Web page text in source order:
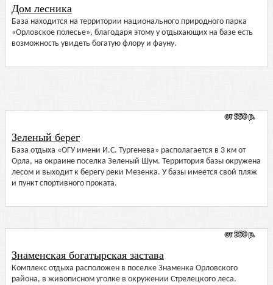
Дом лесника
База находится на территории национального природного парка
«Орловское полесье», благодаря этому у отдыхающих на базе есть
возможность увидеть богатую флору и фауну.
от 550 р.
Зеленый берег
База отдыха «ОГУ имени И.С. Тургенева» располагается в 3 км от
Орла, на окраине поселка Зеленый Шум. Территория базы окружена
лесом и выходит к берегу реки Мезенка. У базы имеется свой пляж
и пункт спортивного проката.
от 550 р.
Знаменская богатырская застава
Комплекс отдыха расположен в поселке Знаменка Орловского
района, в живописном уголке в окружении Стрелецкого леса.